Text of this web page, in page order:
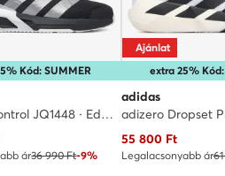
Kód: SUMMER
Dropset Control JQ1448 · Edzőtermi cipők
ár36 990 Ft-9%
extra 25%
Ajánlat
adidas
Aktuális ár
55 800Ft
Legalacsonyabb ár